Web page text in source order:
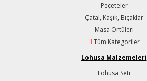
Peçeteler
Çatal, Kaşık, Bıçaklar
Masa Örtüleri
Tüm Kategoriler
Lohusa Malzemeleri
Lohusa Seti